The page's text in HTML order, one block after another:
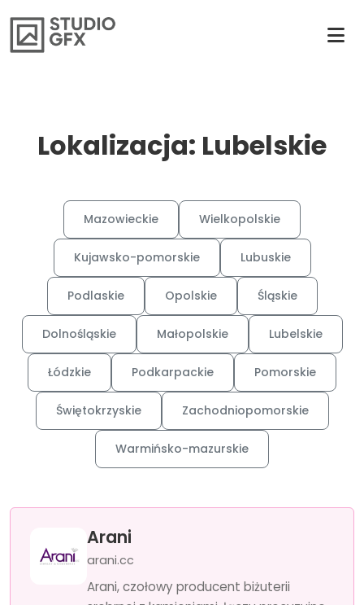
Lokalizacja: Lubelskie
Mazowieckie Wielkopolskie
Kujawsko-pomorskie Lubuskie
Podlaskie Opolskie Śląskie
Dolnośląskie Małopolskie Lubelskie
Łódzkie Podkarpackie Pomorskie
Świętokrzyskie Zachodniopomorskie
Warmińsko-mazurskie
Arani
arani.cc
Arani, czołowy producent biżuterii